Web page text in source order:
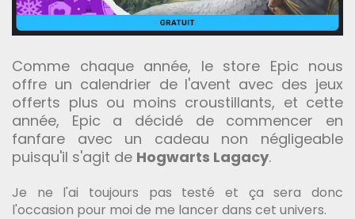
Comme chaque année, le store Epic nous
offre un calendrier de l'avent avec des jeux
offerts plus ou moins croustillants, et cette
année, Epic a décidé de commencer en
fanfare avec un cadeau non négligeable
puisqu'il s'agit de Hogwarts Lagacy.
Je ne l'ai toujours pas testé et ça sera donc
l'occasion pour moi de me lancer dans cet univers.